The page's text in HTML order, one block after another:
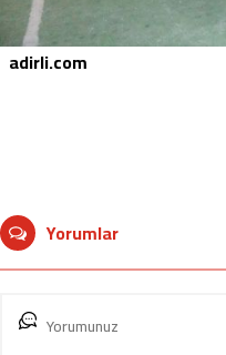
adirli.com
Yorumlar